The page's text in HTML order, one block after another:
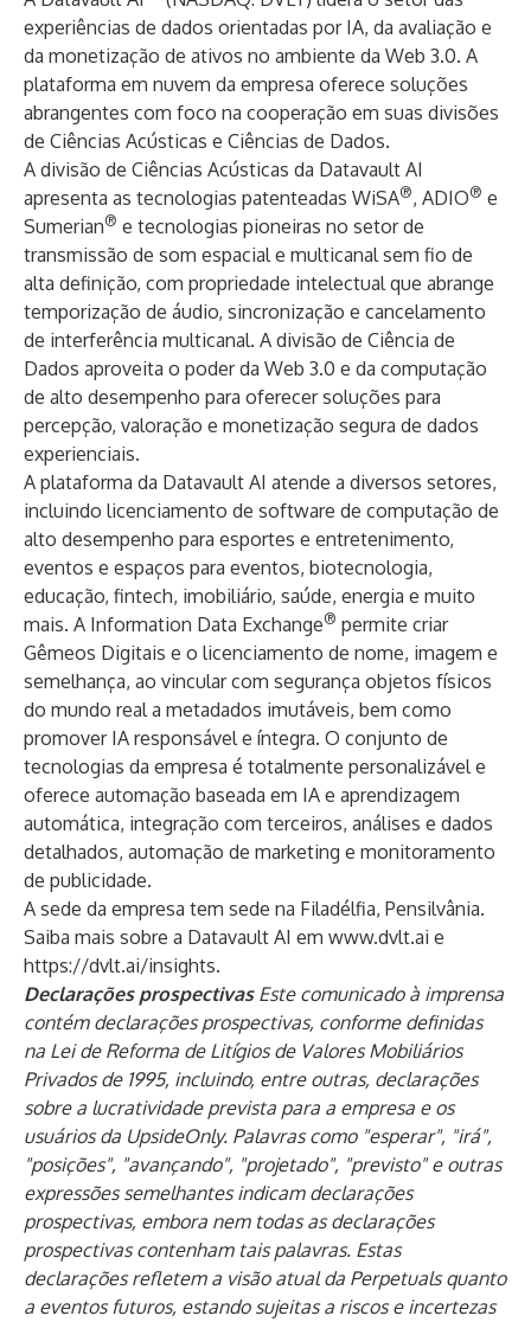
experiências de dados orientadas por IA, da avaliação e
da monetização de ativos no ambiente da Web 3.0. A
plataforma em nuvem da empresa oferece soluções
abrangentes com foco na cooperação em suas divisões
de Ciências Acústicas e Ciências de Dados.
A divisão de Ciências Acústicas da Datavault AI
apresenta as tecnologias patenteadas WiSA®, ADIO® e
Sumerian® e tecnologias pioneiras no setor de
transmissão de som espacial e multicanal sem fio de
alta definição, com propriedade intelectual que abrange
temporização de áudio, sincronização e cancelamento
de interferência multicanal. A divisão de Ciência de
Dados aproveita o poder da Web 3.0 e da computação
de alto desempenho para oferecer soluções para
percepção, valoração e monetização segura de dados
experienciais.
A plataforma da Datavault AI atende a diversos setores,
incluindo licenciamento de software de computação de
alto desempenho para esportes e entretenimento,
eventos e espaços para eventos, biotecnologia,
educação, fintech, imobiliário, saúde, energia e muito
mais. A Information Data Exchange® permite criar
Gêmeos Digitais e o licenciamento de nome, imagem e
semelhança, ao vincular com segurança objetos físicos
do mundo real a metadados imutáveis, bem como
promover IA responsável e íntegra. O conjunto de
tecnologias da empresa é totalmente personalizável e
oferece automação baseada em IA e aprendizagem
automática, integração com terceiros, análises e dados
detalhados, automação de marketing e monitoramento
de publicidade.
A sede da empresa tem sede na Filadélfia, Pensilvânia.
Saiba mais sobre a Datavault AI em www.dvlt.ai e
https://dvlt.ai/insights.
Declarações prospectivas Este comunicado à imprensa
contém declarações prospectivas, conforme definidas
na Lei de Reforma de Litígios de Valores Mobiliários
Privados de 1995, incluindo, entre outras, declarações
sobre a lucratividade prevista para a empresa e os
usuários da UpsideOnly. Palavras como "esperar", "irá",
"posições", "avançando", "projetado", "previsto" e outras
expressões semelhantes indicam declarações
prospectivas, embora nem todas as declarações
prospectivas contenham tais palavras. Estas
declarações refletem a visão atual da Perpetuals quanto
a eventos futuros, estando sujeitas a riscos e incertezas